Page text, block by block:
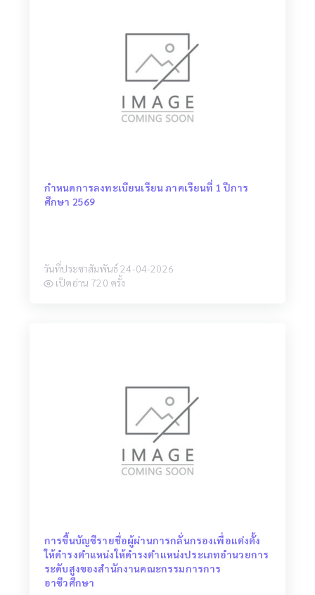
กำหนดการลงทะเบียนเรียน ภาคเรียนที่ 1 ปีการ
ศึกษา 2569
วันที่ประชาสัมพันธ์ 24-04-2026
เปิดอ่าน 720 ครั้ง
การขึ้นบัญชีรายชื่อผู้ผ่านการกลั่นกรองเพื่อแต่งตั้ง
ให้ดำรงตำแหน่งให้ดำรงตำแหน่งประเภทอำนวยการ
ระดับสูงของสำนักงานคณะกรรมการการ
อาชีวศึกษา